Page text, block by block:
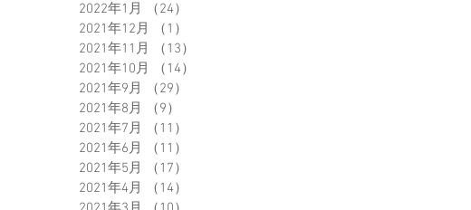
2022年1月
（24）
2021年12月
（1）
2021年11月
（13）
2021年10月
（14）
2021年9月
（29）
2021年8月
（9）
2021年7月
（11）
2021年6月
（11）
2021年5月
（17）
2021年4月
（14）